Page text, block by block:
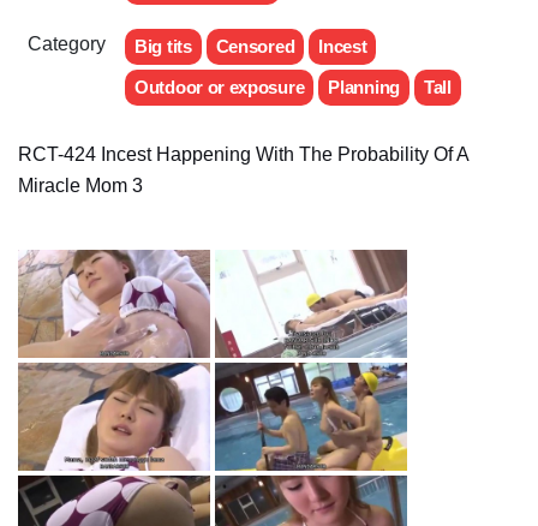
Category Big tits Censored
Incest
Outdoor or exposure
Planning Tall
RCT-424 Incest Happening With The Probability Of A
Miracle Mom 3